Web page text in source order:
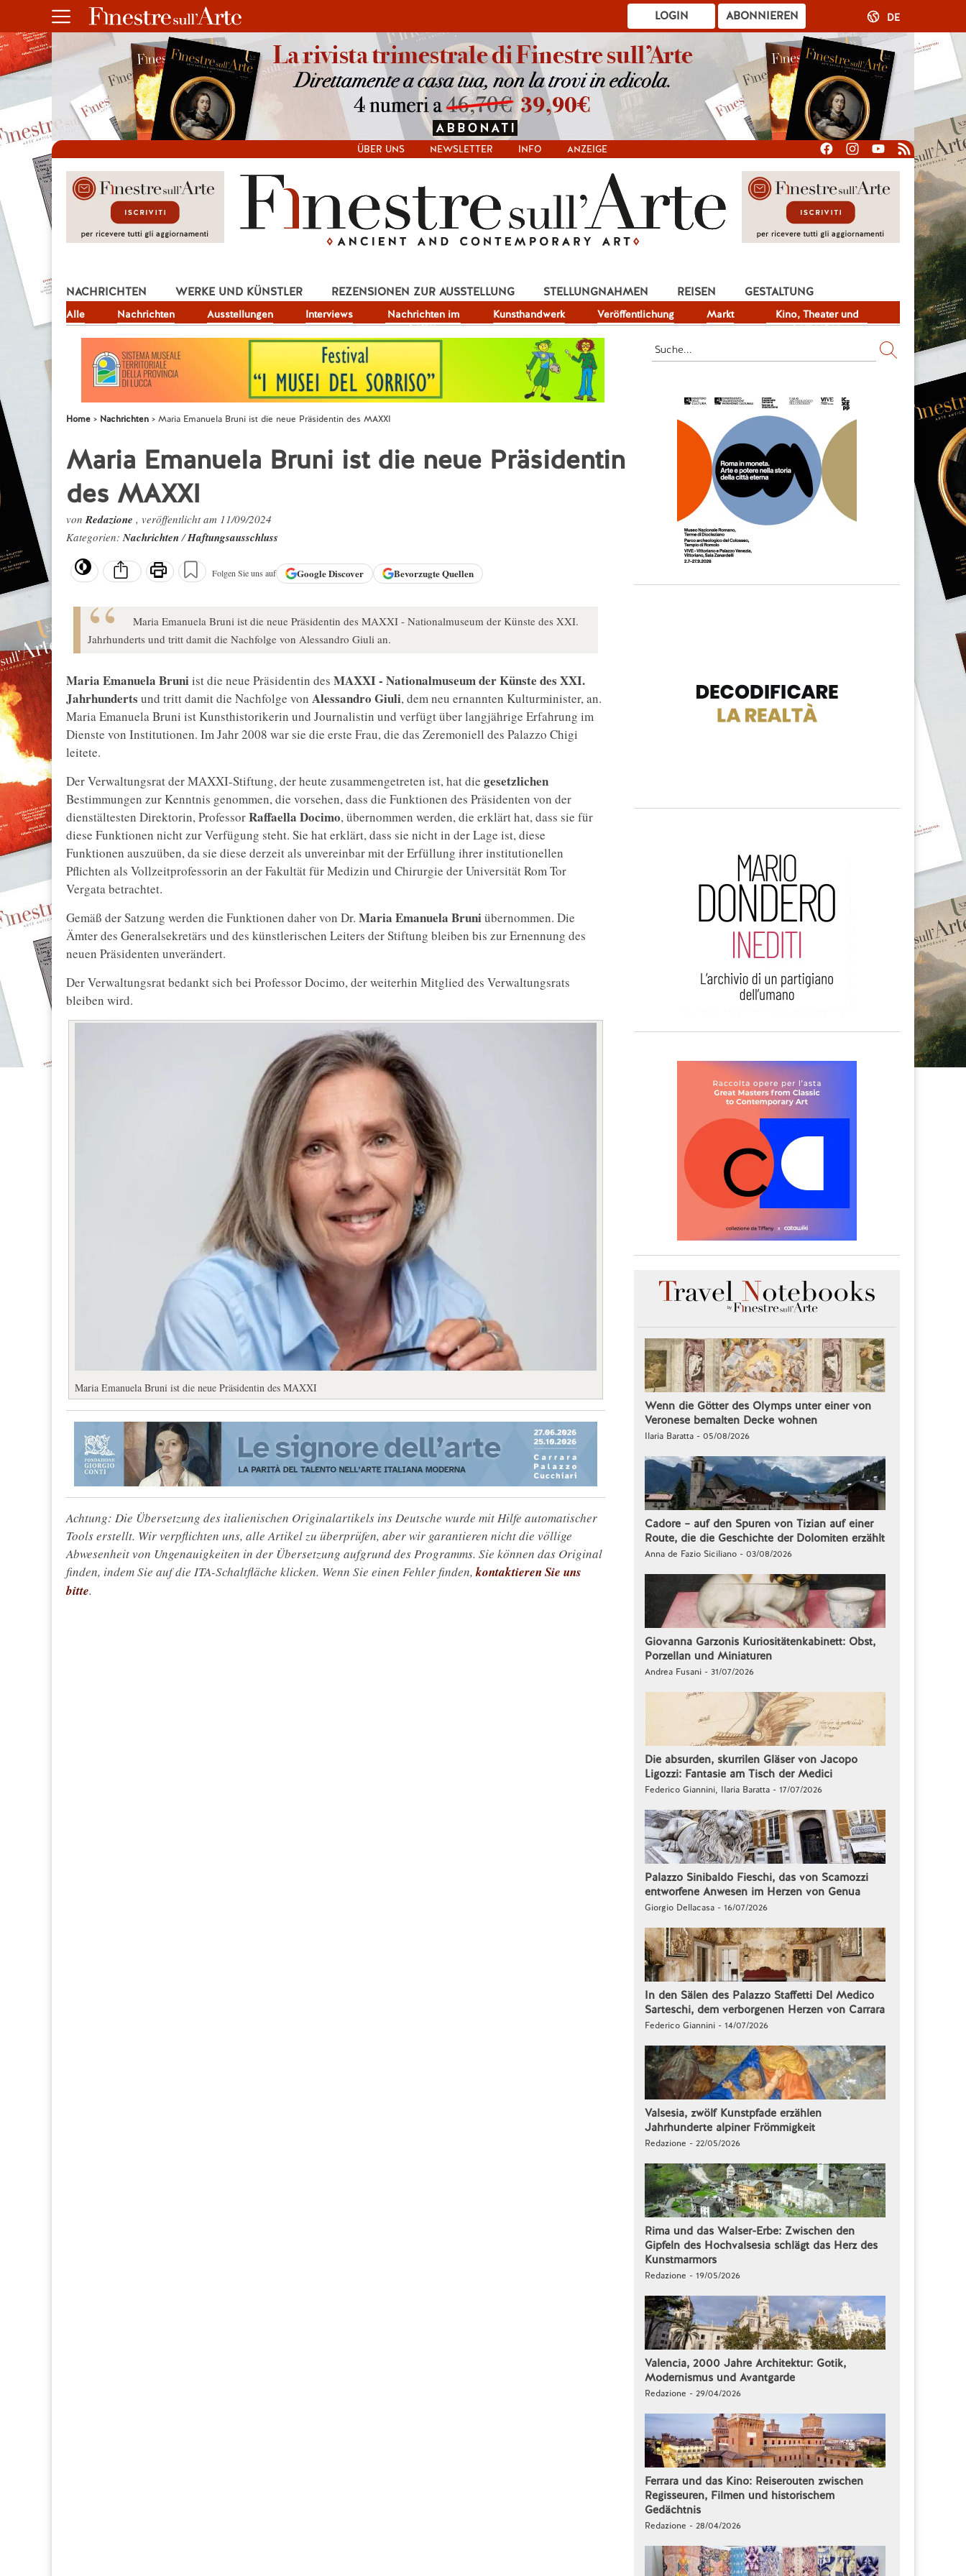
ABONNIEREN
LOGIN DE
ÜBER UNS NEWSLETTER INFO ANZEIGE
NACHRICHTEN
Alle Nachrichten Ausstellungen Interviews
Nachrichten im
Fokus
Kunsthandwerk Veröffentlichung Markt
Kino, Theater und
Fernsehen
WERKE UND KÜNSTLER REZENSIONEN ZUR AUSSTELLUNG STELLUNGNAHMEN REISEN
GESTALTUNG
JOB
Home Nachrichten Maria Emanuela Bruni ist die neue Präsidentin des MAXXI
Maria Emanuela Bruni ist die neue Präsidentin
des MAXXI
vonRedazione , veröffentlicht am 11/09/2024
Kategorien:Nachrichten/Haftungsausschluss
Folgen Sie uns auf GoogleDiscover Bevorzugte Quellen
Maria Emanuela Bruni ist die neue Präsidentin des MAXXI - Nationalmuseum der Künste des XXI.
Jahrhunderts und tritt damit die Nachfolge von Alessandro Giuli an.
Maria Emanuela Bruniist die neue Präsidentin des MAXXI - Nationalmuseum der Künste des XXI.
Jahrhunderts und tritt damit die Nachfolge von Alessandro Giuli, dem neu ernannten Kulturminister, an.
Maria Emanuela Bruni ist Kunsthistorikerin und Journalistin und verfügt über langjährige Erfahrung im
Dienste von Institutionen. Im Jahr 2008 war sie die erste Frau, die das Zeremoniell des Palazzo Chigi
leitete.
Der Verwaltungsrat der MAXXI-Stiftung, der heute zusammengetreten ist, hat die gesetzlichen
Bestimmungen zur Kenntnis genommen, die vorsehen, dass die Funktionen des Präsidenten von der
dienstältesten Direktorin, ProfessorRaffaella Docimo, übernommen werden, die erklärt hat, dass sie für
diese Funktionen nicht zur Verfügung steht. Sie hat erklärt, dass sie nicht in der Lage ist, diese
Funktionen auszuüben, da sie diese derzeit als unvereinbar mit der Erfüllung ihrer institutionellen
Pflichten als Vollzeitprofessorin an der Fakultät für Medizin und Chirurgie der Universität Rom Tor
Vergata betrachtet.
Gemäß der Satzung werden die Funktionen daher von Dr. Maria Emanuela Bruniübernommen. Die
Ämter des Generalsekretärs und des künstlerischen Leiters der Stiftung bleiben bis zur Ernennung des
neuen Präsidenten unverändert.
Der Verwaltungsrat bedankt sich bei Professor Docimo, der weiterhin Mitglied des Verwaltungsrats
bleiben wird.
Maria Emanuela Bruni ist die neue Präsidentin des MAXXI
Achtung: Die Übersetzung des italienischen Originalartikels ins Deutsche wurde mit Hilfe automatischer
Tools erstellt. Wir verpflichten uns, alle Artikel zu überprüfen, aber wir garantieren nicht die völlige
Abwesenheit von Ungenauigkeiten in der Übersetzung aufgrund des Programms. Sie können das Original
finden, indem Sie auf die ITA-Schaltfläche klicken. Wenn Sie einen Fehler finden,kontaktieren Sie uns
bitte.
Wenn die Götter des Olymps unter einer von
Veronese bemalten Decke wohnen
Ilaria Baratta - 05/08/2026
Cadore – auf den Spuren von Tizian auf einer
Route, die die Geschichte der Dolomiten erzählt
Anna de Fazio Siciliano - 03/08/2026
Giovanna Garzonis Kuriositätenkabinett: Obst,
Porzellan und Miniaturen
Andrea Fusani - 31/07/2026
Die absurden, skurrilen Gläser von Jacopo
Ligozzi: Fantasie am Tisch der Medici
Federico Giannini, Ilaria Baratta - 17/07/2026
Palazzo Sinibaldo Fieschi, das von Scamozzi
entworfene Anwesen im Herzen von Genua
Giorgio Dellacasa - 16/07/2026
In den Sälen des Palazzo Staffetti Del Medico
Sarteschi, dem verborgenen Herzen von Carrara
Federico Giannini - 14/07/2026
Valsesia, zwölf Kunstpfade erzählen
Jahrhunderte alpiner Frömmigkeit
Redazione - 22/05/2026
Rima und das Walser-Erbe: Zwischen den
Gipfeln des Hochvalsesia schlägt das Herz des
Kunstmarmors
Redazione - 19/05/2026
Valencia, 2000 Jahre Architektur: Gotik,
Modernismus und Avantgarde
Redazione - 29/04/2026
Ferrara und das Kino: Reiserouten zwischen
Regisseuren, Filmen und historischem
Gedächtnis
Redazione - 28/04/2026